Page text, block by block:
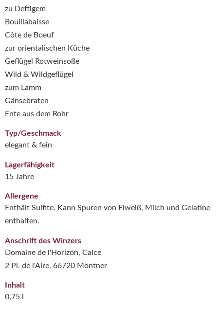
zu Deftigem
Bouillabaisse
Côte de Boeuf
zur orientalischen Küche
Geflügel Rotweinsoße
Wild & Wildgeflügel
zum Lamm
Gänsebraten
Ente aus dem Rohr
Typ/Geschmack
elegant & fein
Lagerfähigkeit
15 Jahre
Allergene
Enthält Sulfite. Kann Spuren von Eiweiß, Milch und Gelatine
enthalten.
Anschrift des Winzers
Domaine de l'Horizon, Calce
2 Pl. de l'Aire, 66720 Montner
Inhalt
0,75 l